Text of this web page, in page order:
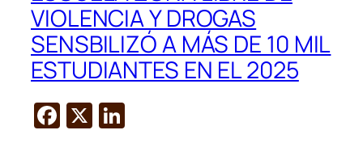
VIOLENCIA Y DROGAS
SENSBILIZÓ A MÁS DE 10 MIL
ESTUDIANTES EN EL 2025
F X